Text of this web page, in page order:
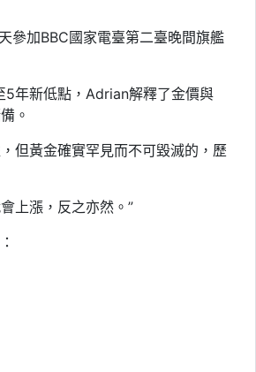
參加BBC國家電臺第二臺晚間旗艦
年新低點，Adrian解釋了金價與
。
但黃金確實罕見而不可毀滅的，歷
上漲，反之亦然。”